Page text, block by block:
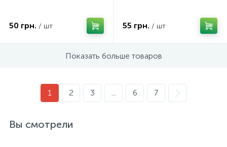
50 грн. / шт 55 грн. / шт
Показать больше товаров
1 2 3 ... 6 7
Вы смотрели